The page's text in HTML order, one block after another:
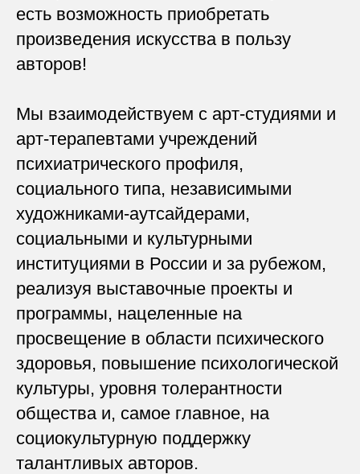
есть возможность приобретать
произведения искусства в пользу
авторов!
Мы взаимодействуем с арт-студиями и
арт-терапевтами учреждений
психиатрического профиля,
социального типа, независимыми
художниками-аутсайдерами,
социальными и культурными
институциями в России и за рубежом,
реализуя выставочные проекты и
программы, нацеленные на
просвещение в области психического
здоровья, повышение психологической
культуры, уровня толерантности
общества и, самое главное, на
социокультурную поддержку
талантливых авторов.